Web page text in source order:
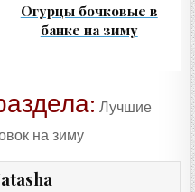
Огурцы бочковые в
банке на зиму
Лучшие
на зиму